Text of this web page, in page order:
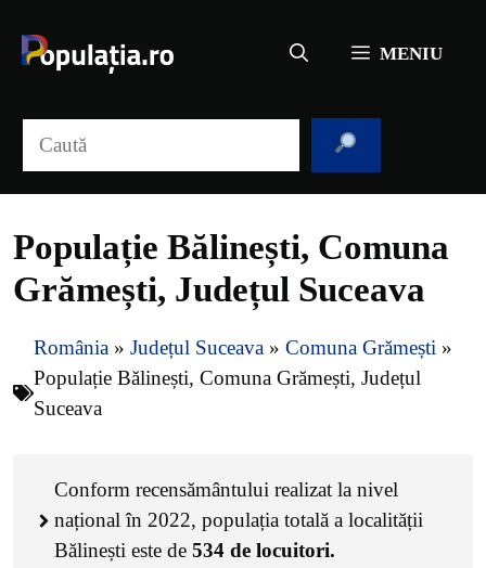
conținut
MENIU
Populație Bălinești, Comuna
Grămești, Județul Suceava
România » Județul Suceava » Comuna Grămești »
Populație Bălinești, Comuna Grămești, Județul
Suceava
Conform recensământului realizat la nivel
național în 2022, populația totală a localității
Bălinești este de 534 de locuitori.